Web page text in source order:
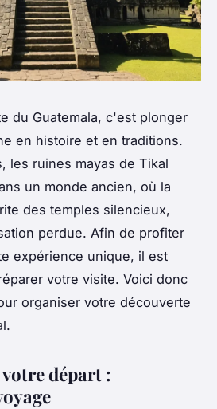
du Guatemala, c'est plonger
en histoire et en traditions.
les ruines mayas de Tikal
un monde ancien, où la
des temples silencieux,
perdue. Afin de profiter
expérience unique, il est
votre visite. Voici donc
organiser votre découverte
départ :